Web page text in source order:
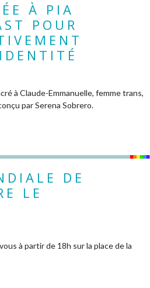
À PIA
POUR
à Claude-Emmanuelle, femme trans,
par Serena Sobrero.
DE
LE
à partir de 18h sur la place de la